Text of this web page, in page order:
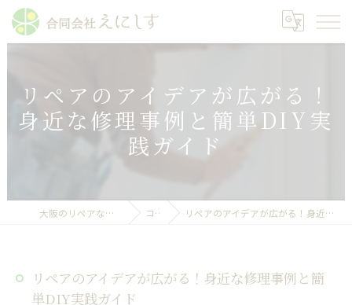
リペアのアイデアが広がる！
身近な修理事例と簡単DIY実
践ガイド
大阪のリペアなら合同会社えにしす コラム リペアのアイデアが広がる！身近な修理事例と簡単DIY実践ガイド
リペアのアイデアが広がる！身近な修理事例と簡
単DIY実践ガイド